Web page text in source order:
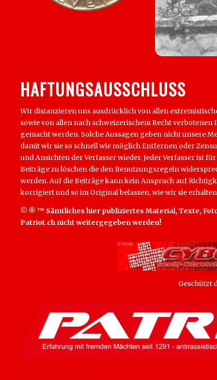
HAFTUNGSAUSSCHLUSS
Wir distanzieren uns ausdrücklich von allen
sowie von allen nach schweizerischem Recht
gemacht werden. Solche Aussagen geben nicht unsere
damit wir sie so schnell wie möglich Entfernen oder
und Ansichten der Verfasser wieder. Jeder Verfasser ist
Beiträge zu löschen die den Benutzungsregeln
werden. Auf die Beiträge kann kein Anspruch auf
korrigiert und so im Original belassen, wie wir sie
© ® ™ Sämtliches hier publiziertes Material, Texte,
Patriot.ch nicht weitergegeben werden!
Geschützt